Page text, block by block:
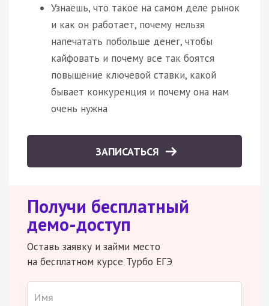
Узнаешь, что такое на самом деле рынок
и как он работает, почему нельзя
напечатать побольше денег, чтобы
кайфовать и почему все так боятся
повышение ключевой ставки, какой
бывает конкуренция и почему она нам
очень нужна
ЗАПИСАТЬСЯ
Получи бесплатный
демо-доступ
Оставь заявку и займи место
на бесплатном курсе Турбо ЕГЭ